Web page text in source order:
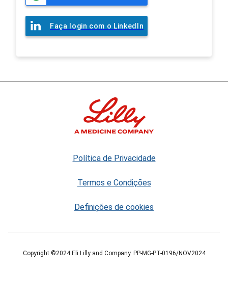
Faça login com o LinkedIn
Política de Privacidade
Termos e Condições
Definições de cookies
Copyright ©2024 Eli Lilly and Company. PP-MG-PT-0196/NOV2024